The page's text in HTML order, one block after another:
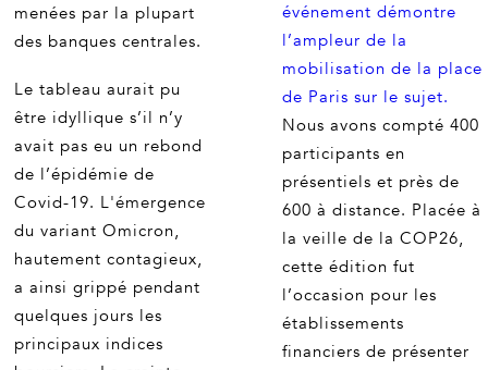
événement démontre
l’ampleur de la
mobilisation de la place
de Paris sur le sujet.
Nous avons compté 400
participants en
présentiels et près de
600 à distance. Placée à
la veille de la COP26,
cette édition fut
l’occasion pour les
établissements
financiers de présenter
menées par la plupart
des banques centrales.
Le tableau aurait pu
être idyllique s’il n’y
avait pas eu un rebond
de l’épidémie de
Covid-19. L'émergence
du variant Omicron,
hautement contagieux,
a ainsi grippé pendant
quelques jours les
principaux indices